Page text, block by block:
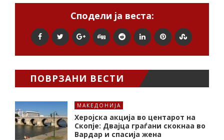
Сподели ја веста:
ПОВРЗАНИ ВЕСТИ
МАКЕДОНИЈА
Херојска акција во центарот на
Скопје: Двајца граѓани скокнаа во
Вардар и спасија жена